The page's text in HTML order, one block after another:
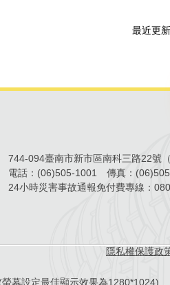
最近更
744-094臺南市新市區南科三路22號（
電話： (06)505-1001 傳真：
24小時災害事故通報免付費專線：
隱私權保護政
(螢幕設定最佳顯示效果為1280*1024)